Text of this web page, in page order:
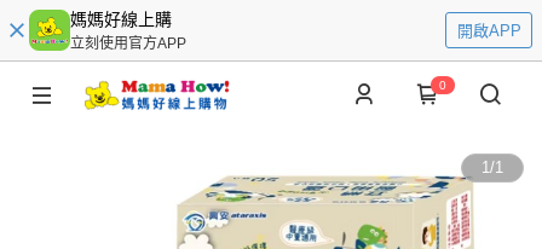
媽媽好線上購
立刻使用官方APP
開啟APP
0
1/1